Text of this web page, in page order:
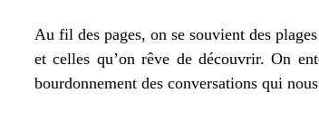
Au fil des pages, on se souvient des
et celles qu’on rêve de découvrir. On
bourdonnement des conversations qui